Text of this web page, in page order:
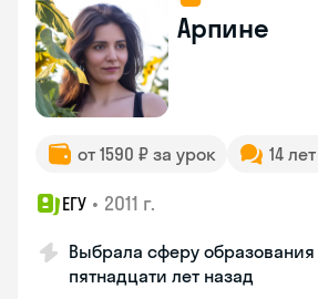
Арпине
от 1590 ₽ за урок 14
ЕГУ • 2011 г.
Выбрала сферу образования
пятнадцати лет назад